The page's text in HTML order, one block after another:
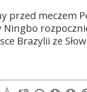
przed meczem
Ningbo
Brazylii ze